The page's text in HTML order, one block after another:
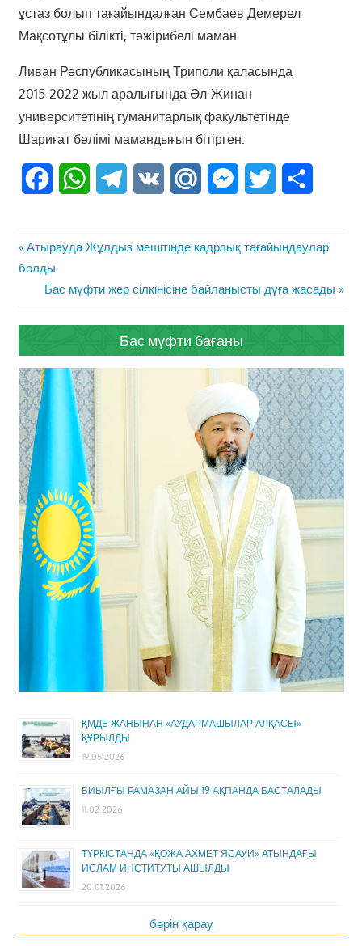
ұстаз болып тағайындалған Сембаев Демерел
Мақсотұлы білікті, тәжірибелі маман.
Ливан Республикасының Триполи қаласында
2015-2022 жыл аралығында Әл-Жинан
университетінің гуманитарлық факультетінде
Шариғат бөлімі мамандығын бітірген.
FacebookWhatsAppTelegram
VK Mail.Ru Messenger
Twitter
Жазба
навигациясы
Previous
Post:
Атырауда Жұлдыз мешітінде кадрлық тағайындаулар
болды
Next
Post:
Бас мүфти жер сілкінісіне байланысты дұға жасады
Бас мүфти бағаны
ҚМДБ ЖАНЫНАН «АУДАРМАШЫЛАР АЛҚАСЫ»
ҚҰРЫЛДЫ
19.05.2026
БИЫЛҒЫ РАМАЗАН АЙЫ 19 АҚПАНДА БАСТАЛАДЫ
11.02.2026
ТҮРКІСТАНДА «ҚОЖА АХМЕТ ЯСАУИ» АТЫНДАҒЫ
ИСЛАМ ИНСТИТУТЫ АШЫЛДЫ
20.01.2026
бәрін қарау